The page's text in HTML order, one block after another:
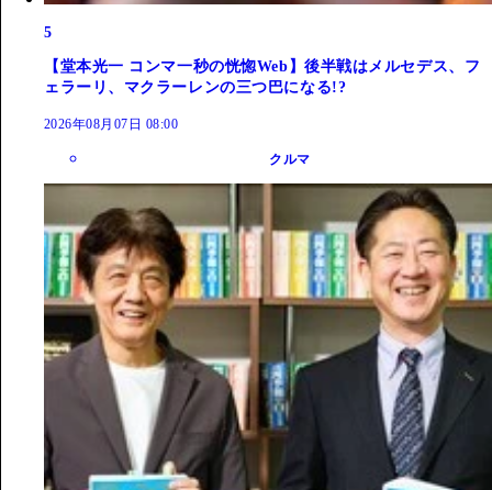
5
【堂本光一 コンマ一秒の恍惚Web】後半戦はメルセデス、フ
ェラーリ、マクラーレンの三つ巴になる!?
2026年08月07日 08:00
クルマ